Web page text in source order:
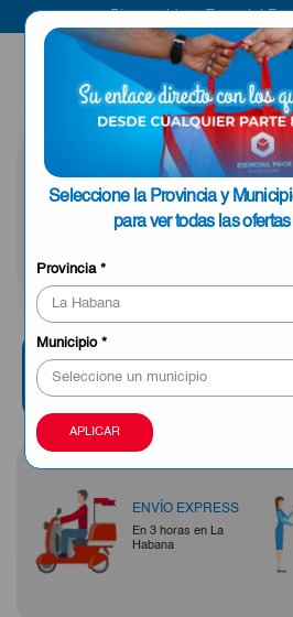
Seleccione la Provincia y
para ver todas las
Provincia*
Municipio*
APLICAR
Combos Mercado
ENVÍO EXPRESS
En 3 horas en La
Habana